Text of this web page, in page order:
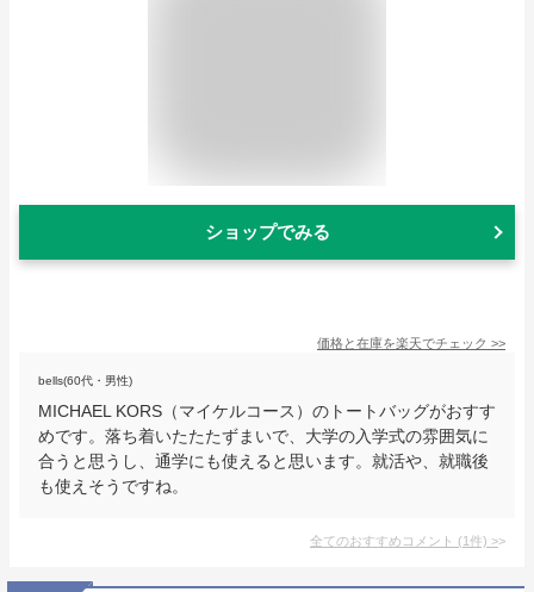
ショップでみる
価格と在庫を楽天でチェック >>
bells(60代・男性)
MICHAEL KORS（マイケルコース）のトートバッグがおすす
めです。落ち着いたたたずまいで、大学の入学式の雰囲気に
合うと思うし、通学にも使えると思います。就活や、就職後
も使えそうですね。
全てのおすすめコメント (1件) >